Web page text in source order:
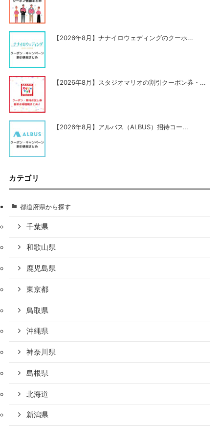
【2026年8月】ナナイロウェディングのクーホ...
【2026年8月】スタジオマリオの割引クーポン券・...
【2026年8月】アルバス（ALBUS）招待コー...
カテゴリ
都道府県から探す
千葉県
和歌山県
鹿児島県
東京都
鳥取県
沖縄県
神奈川県
島根県
北海道
新潟県